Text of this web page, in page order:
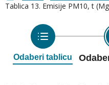
Tablica 13. Emisije PM10, t
Odaberi tablicu